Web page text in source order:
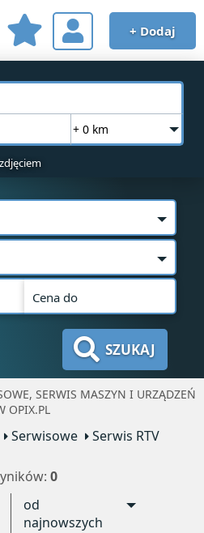
+ Dodaj
+ 0 km
Cena do
SZUKAJ
SERWIS MASZYN I URZĄDZEŃ
OPIX.PL
Serwisowe Serwis RTV
0
od
najnowszych